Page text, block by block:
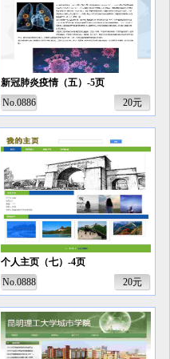
新冠肺炎疫情（五）-5页
No.0886
20元
个人主页（七）-4页
No.0888
20元